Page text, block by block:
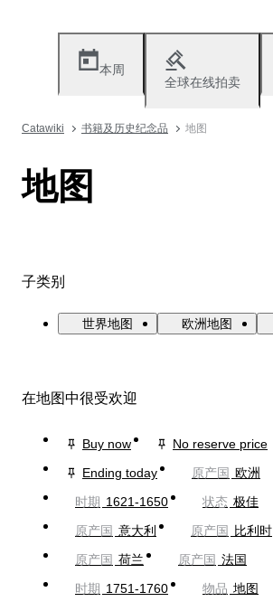
本周
全球在线拍卖
Catawiki 书籍及历史纪念品 地图
地图
子类别
世界地图 欧洲地图
在地图中很受欢迎
Buy now
No reserve price
Ending today
原产国 欧洲
时期 1621-1650 状态 极佳
原产国 意大利 原产国
比利时
原产国 荷兰 原产国 法国
时期 1751-1760 物品 地图